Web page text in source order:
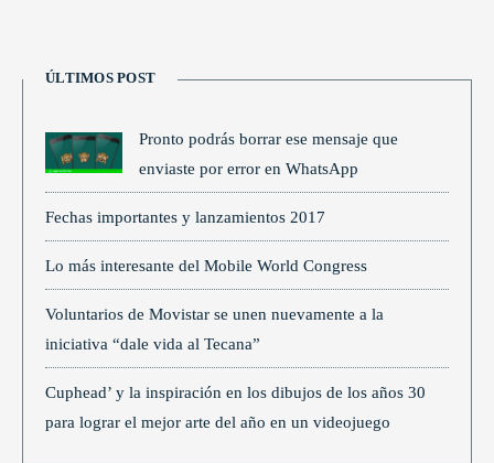
ÚLTIMOS POST
Pronto podrás borrar ese mensaje que
enviaste por error en WhatsApp
Fechas importantes y lanzamientos 2017
Lo más interesante del Mobile World Congress
Voluntarios de Movistar se unen nuevamente a la
iniciativa “dale vida al Tecana”
Cuphead’ y la inspiración en los dibujos de los años 30
para lograr el mejor arte del año en un videojuego